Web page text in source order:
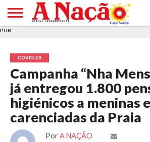
E DE
COOKIES
DE
UTILIZAÇÃO
PUB
COVID-19
Campanha “Nha
já entregou 1.800
higiénicos a meninas
carenciadas da Praia
Por A NAÇÃO